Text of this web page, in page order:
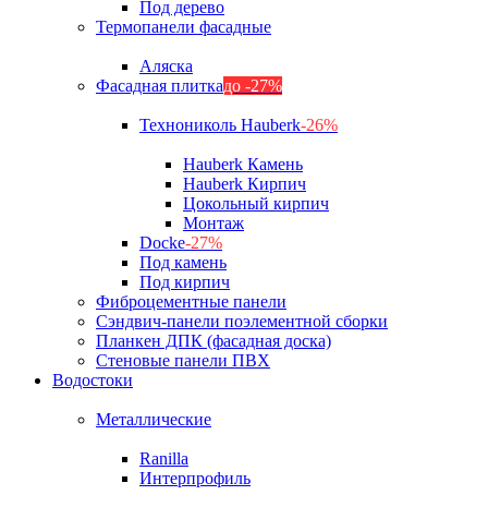
Под дерево
Термопанели фасадные
Аляска
Фасадная плиткадо -27%
Технониколь Hauberk-26%
Hauberk Камень
Hauberk Кирпич
Цокольный кирпич
Монтаж
Docke-27%
Под камень
Под кирпич
Фиброцементные панели
Сэндвич-панели поэлементной сборки
Планкен ДПК (фасадная доска)
Стеновые панели ПВХ
Водостоки
Металлические
Ranilla
Интерпрофиль